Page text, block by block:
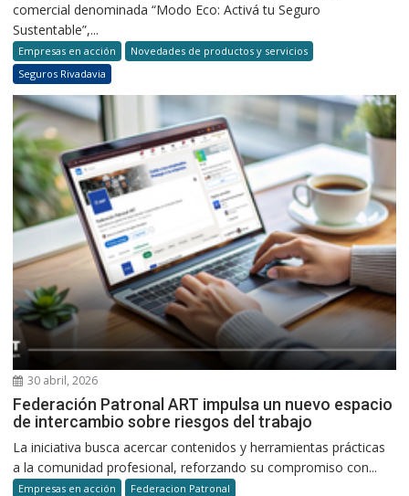
comercial denominada “Modo Eco: Activá tu Seguro
Sustentable”,...
Empresas en acción
Novedades de productos y servicios
Seguros Rivadavia
30 abril, 2026
Federación Patronal ART impulsa un nuevo espacio
de intercambio sobre riesgos del trabajo
La iniciativa busca acercar contenidos y herramientas prácticas
a la comunidad profesional, reforzando su compromiso con...
Empresas en acción
Federacion Patronal